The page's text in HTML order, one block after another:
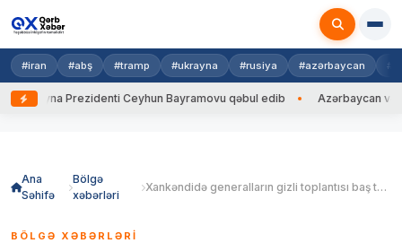
#iran #abş #tramp #ukrayna #rusiya #azərbaycan
Prezidenti Ceyhun Bayramovu qəbul edib Azərbaycan və
Ana
Səhifə
Bölgə
xəbərləri
Xankəndidə generalların gizli toplantısı baş tutub – Plan nədir?
BÖLGƏ XƏBƏRLƏRI